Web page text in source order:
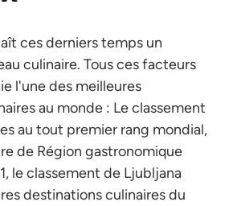
ces derniers temps un
culinaire. Tous ces facteurs
l'une des meilleures
au monde : Le classement
au tout premier rang mondial,
de Région gastronomique
le classement de Ljubljana
destinations culinaires du